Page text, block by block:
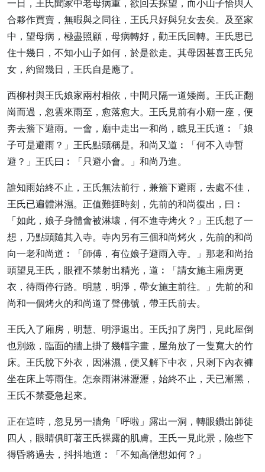
一日，王氏聞家中老母病重，欲回去探望，而小山子恰與人
合夥作買賣，無暇與之同往，王氏只好與兒女去矣。及至家
中，望母病，極盡照顧，母病轉好，勸王氏回轉。王氏思已
住十幾日，不知小山子如何，於是欲走。其母因甚喜王氏兒
女，約留幾日，王氏自是應了。
西柳村與王氏娘家兩村相依，中間只隔一道矮崗。王氏正翻
崗而過，忽雲來雨至，愈落愈大。王氏見前有小廟一座，便
奔去簷下避雨。一會，廟中走出一和尚，瞧見王氏道︰「娘
子可是避雨？」王氏點頭稱是。和尚又道︰「何不入寺暫
避？」王氏曰︰「只避小會。」和尚乃進。
誰知雨始終不止，王氏無法前行，兼簷下避雨，去處不佳，
王氏已遍體淋濕。正值難捱時刻，先前的和尚復出，曰︰
「如此，娘子身體會被淋壞，何不進寺烤火？」王氏想了一
想，乃點頭隨其入寺。寺內另有三個和尚烤火，先前的和尚
向一老和尚道︰「師傅，有位娘子避雨入寺。」那老和尚抬
頭望見王氏，眼裡不禁射出精光，道︰「請女施主廂房更
衣，待雨停行路。明慧，明淨，帶女施主前往。」先前的和
尚和一個烤火的和尚道了聲佛號，帶王氏前去。
王氏入了廂房，明慧、明淨退出。王氏扣了房門，見此屋倒
也別緻，臨面的牆上掛了幾幅字畫，屋角放了一隻寬大的竹
床。王氏脫下外衣，因淋濕，便又解下中衣，只剩下內衣褲
坐在床上等雨住。怎奈雨淋淋瀝瀝，始終不止，天已漸黑，
王氏不禁憂急起來。
正在這時，忽見另一牆角「呼啦」露出一洞，轉眼鑽出師徒
四人，眼睛俱盯著王氏裸露的肌膚。王氏一見此景，險些下
得昏將過去，抖抖地道︰「不知高僧想如何？」